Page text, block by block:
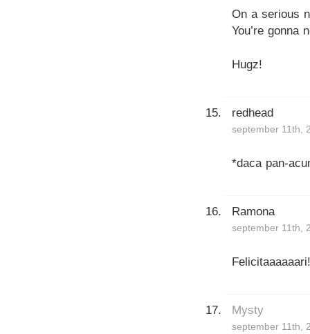
On a serious
You’re gonna
Hugz!
redhead
september 11th,
*daca pan-
Ramona
september 11th,
Mysty
september 11th,